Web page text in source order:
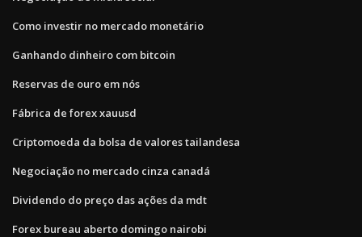
Como investir no mercado monetário
Ganhando dinheiro com bitcoin
Reservas de ouro em nós
Fábrica de forex xauusd
Criptomoeda da bolsa de valores tailandesa
Negociação no mercado cinza canadá
Dividendo do preço das ações da mdt
Forex bureau aberto domingo nairobi